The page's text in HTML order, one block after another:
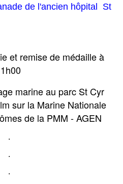
de l'ancien hôpital St
et remise de médaille à
marine au parc St Cyr
sur la Marine Nationale
de la PMM - AGEN
.
.
.